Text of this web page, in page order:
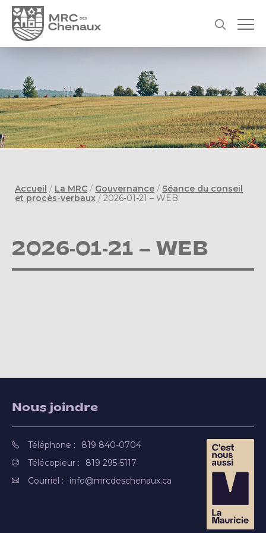
Accueil / La MRC / Gouvernance / Séance du conseil
et procès-verbaux / 2026-01-21 – WEB
2026-01-21 – WEB
Nous joindre
Téléphone :
819 840-0704
Télécopieur :
819 295-5117
Courriel :
info@mrcdeschenaux.ca